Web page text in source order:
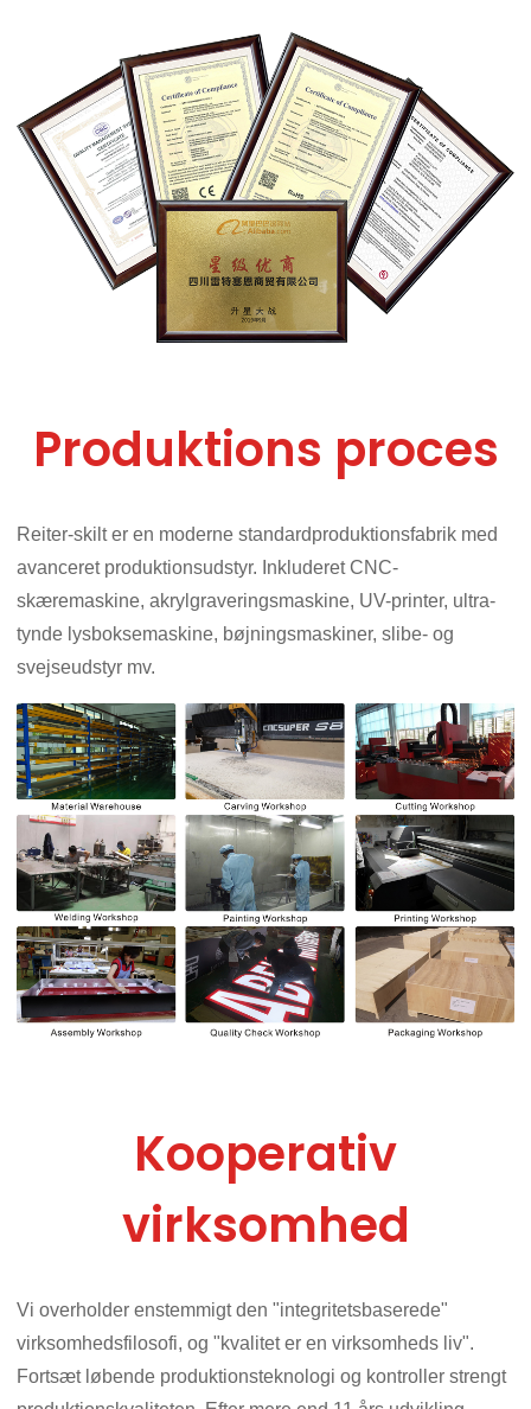
Produktions proces
Reiter-skilt er en moderne standardproduktionsfabrik med
avanceret produktionsudstyr. Inkluderet CNC-
skæremaskine, akrylgraveringsmaskine, UV-printer, ultra-
tynde lysboksemaskine, bøjningsmaskiner, slibe- og
svejseudstyr mv.
Kooperativ
virksomhed
Vi overholder enstemmigt den "integritetsbaserede"
virksomhedsfilosofi, og "kvalitet er en virksomheds liv".
Fortsæt løbende produktionsteknologi og kontroller strengt